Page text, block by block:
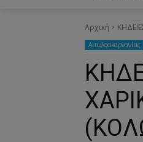
Αρχική
Aιτωλοακαρνανίας